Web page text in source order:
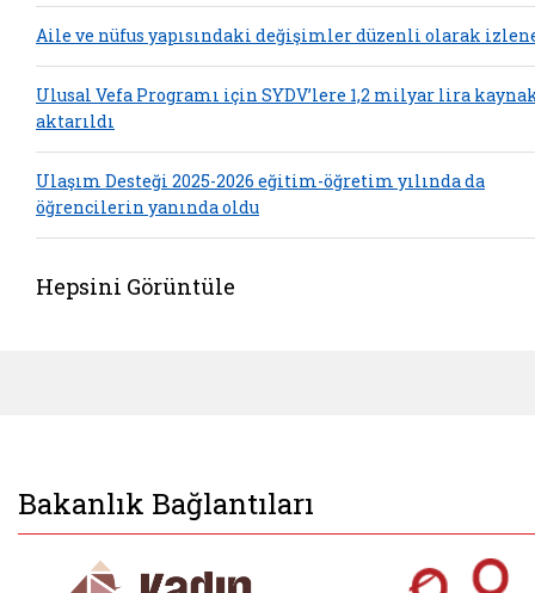
Aile ve nüfus yapısındaki değişimler düzenli olarak
Ulusal Vefa Programı için SYDV’lere 1,2 milyar lira
aktarıldı
Ulaşım Desteği 2025-2026 eğitim-öğretim yılında da
öğrencilerin yanında oldu
Hepsini Görüntüle
Bakanlık Bağlantıları